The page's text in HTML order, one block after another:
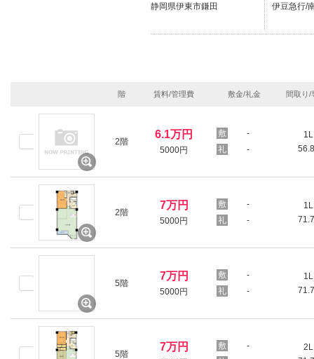
静岡県伊東市鎌田 伊豆急行/
階 賃料/管理費 敷金/礼金 間取り/
2階
6.1万円
5000円
-
-
2階
7万円
5000円
-
-
5階
7万円
5000円
-
-
5階
7万円
-